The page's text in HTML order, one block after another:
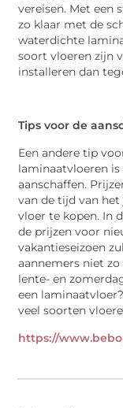
vereisen. Met een
zo klaar met de
waterdichte
soort vloeren zijn
installeren dan
Tips voor de
Een andere tip
laminaatvloeren
aanschaffen.
van de tijd van
vloer te kopen. In
de prijzen voor
vakantieseizoen
aannemers niet
lente- en
een
veel soorten
https://